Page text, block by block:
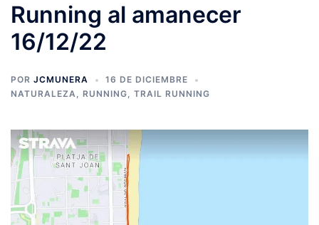
Running al amanecer
16/12/22
POR JCMUNERA
16 DE DICIEMBRE
NATURALEZA, RUNNING, TRAIL RUNNING